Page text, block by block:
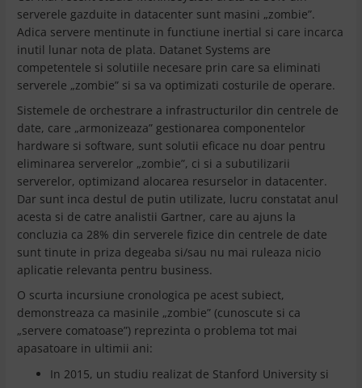
serverele gazduite in datacenter sunt masini „zombie”.
Adica servere mentinute in functiune inertial si care incarca
inutil lunar nota de plata. Datanet Systems are
competentele si solutiile necesare prin care sa eliminati
serverele „zombie” si sa va optimizati costurile de operare.
Sistemele de orchestrare a infrastructurilor din centrele de
date, care „armonizeaza” gestionarea componentelor
hardware si software, sunt solutii eficace nu doar pentru
eliminarea serverelor „zombie”, ci si a subutilizarii
serverelor, optimizand alocarea resurselor in datacenter.
Dar sunt inca destul de putin utilizate, lucru constatat anul
acesta si de catre analistii Gartner, care au ajuns la
concluzia ca 28% din serverele fizice din centrele de date
sunt tinute in priza degeaba si/sau nu mai ruleaza nicio
aplicatie relevanta pentru business.
O scurta incursiune cronologica pe acest subiect,
demonstreaza ca masinile „zombie” (cunoscute si ca
„servere comatoase”) reprezinta o problema tot mai
apasatoare in ultimii ani:
In 2015, un studiu realizat de Stanford University si